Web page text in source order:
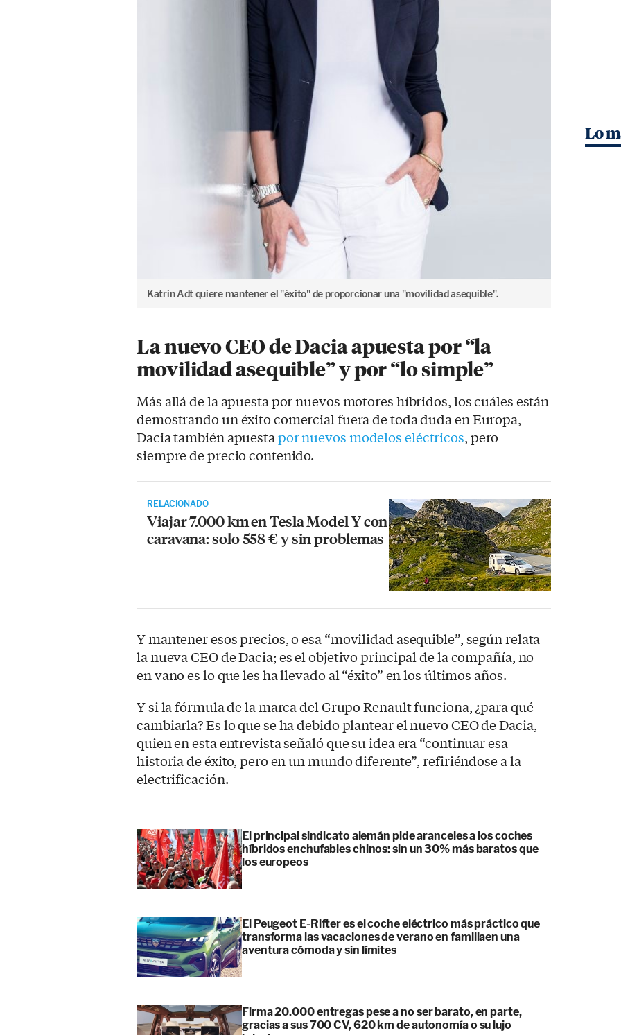
Katrin Adt quiere mantener el "éxito" de proporcionar una "movilidad asequible".
La nuevo CEO de Dacia apuesta por “la
movilidad asequible” y por “lo simple”
Más allá de la apuesta por nuevos motores híbridos, los cuáles están
demostrando un éxito comercial fuera de toda duda en Europa,
Dacia también apuestapor nuevos modelos eléctricos, pero
siempre de precio contenido.
RELACIONADO
Viajar 7.000 km en Tesla Model Y con
caravana: solo 558 € y sin problemas
Y mantener esos precios, o esa “movilidad asequible”, según relata
la nueva CEO de Dacia; es el objetivo principal de la compañía, no
en vano es lo que les ha llevado al “éxito” en los últimos años.
Y si la fórmula de la marca del Grupo Renault funciona, ¿para qué
cambiarla? Es lo que se ha debido plantear el nuevo CEO de Dacia,
quien en esta entrevista señaló que su idea era “continuar esa
historia de éxito, pero en un mundo diferente”, refiriéndose a la
electrificación.
El principal sindicato alemán pide aranceles a los coches
híbridos enchufables chinos: sin un 30% más baratos que
los europeos
El Peugeot E-Rifter es el coche eléctrico más práctico que
transforma las vacaciones de verano en familiaen una
aventura cómoda y sin límites
Firma 20.000 entregas pese a no ser barato, en parte,
gracias a sus 700 CV, 620 km de autonomía o su lujo
Lo